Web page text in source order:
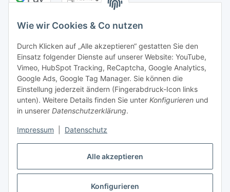
Alle akzeptieren
Konfigurieren
Wie wir Cookies & Co nutzen
Durch Klicken auf „Alle akzeptieren“ gestatten Sie den
Einsatz folgender Dienste auf unserer Website: YouTube,
Vimeo, HubSpot Tracking, ReCaptcha, Google Analytics,
Google Ads, Google Tag Manager. Sie können die
Einstellung jederzeit ändern (Fingerabdruck-Icon links
unten). Weitere Details finden Sie unter Konfigurieren und
in unserer Datenschutzerklärung.
Impressum Datenschutz
Kontakt
Adresse:
senne products GmbH
Industriestr. 15
33161 Hövelhof
+49 5257 9891-45
info@senneproducts.de
Fr.: 8:00-13:00 Uhr